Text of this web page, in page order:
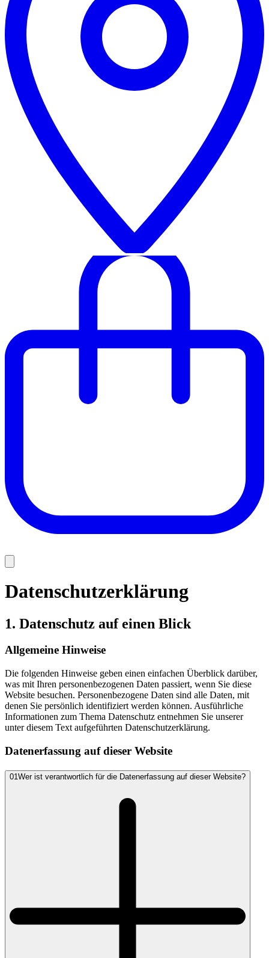
Datenschutzerklärung
1. Datenschutz auf einen Blick
Allgemeine Hinweise
Die folgenden Hinweise geben einen einfachen Überblick darüber,
was mit Ihren personenbezogenen Daten passiert, wenn Sie diese
Website besuchen. Personenbezogene Daten sind alle Daten, mit
denen Sie persönlich identifiziert werden können. Ausführliche
Informationen zum Thema Datenschutz entnehmen Sie unserer
unter diesem Text aufgeführten Datenschutzerklärung.
Datenerfassung auf dieser Website
01Wer ist verantwortlich für die Datenerfassung auf dieser Website?